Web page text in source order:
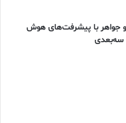
جواهر با پیشرفت‌های هوش
سه‌بعدی